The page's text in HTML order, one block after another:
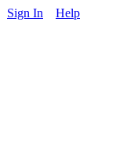
Sign In Help